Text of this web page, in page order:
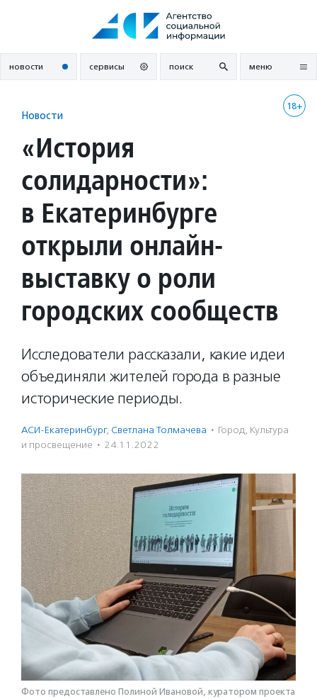
новости сервисы поиск меню
18+
Новости
«История
солидарности»:
в Екатеринбурге
открыли онлайн-
выставку о роли
городских сообществ
Исследователи рассказали, какие идеи
объединяли жителей города в разные
исторические периоды.
АСИ-Екатеринбург, Светлана Толмачева · Город, Культура
и просвещение · 24.11.2022
Фото предоставлено Полиной Ивановой, куратором проекта